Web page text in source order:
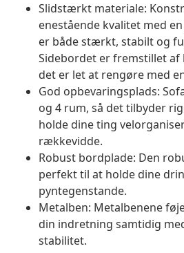
Slidstærkt materiale:
enestående kvalitet med
er både stærkt, stabilt og
Sidebordet er fremstillet
det er let at rengøre med
God opbevaringsplads:
og 4 rum, så det tilbyder
holde dine ting
rækkevidde.
Robust bordplade: Den
perfekt til at holde dine
pyntegenstande.
Metalben: Metalbenene
din indretning samtidig
stabilitet.